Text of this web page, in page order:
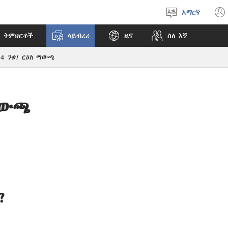
ቋንቋ
አማርኛ
ትምህርቶች ላይብረሪ ዜና ስለ እኛ
ንቁ! ርዕስ ማውጫ